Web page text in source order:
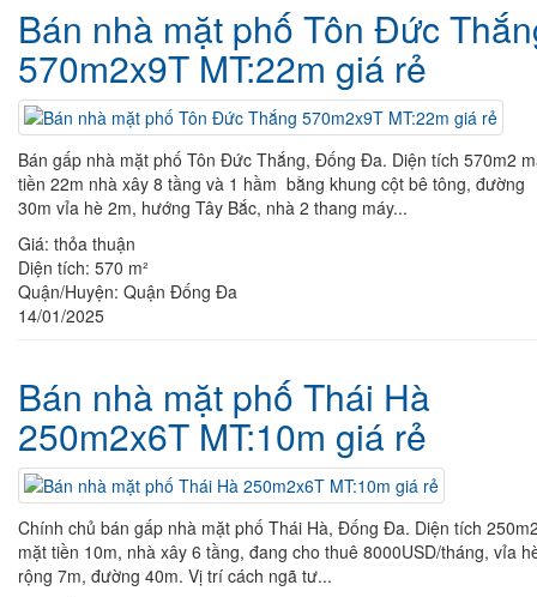
Bán nhà mặt phố Tôn Đức
570m2x9T MT:22m giá rẻ
Bán gấp nhà mặt phố Tôn Đức Thắng, Đống Đa. Diện tích 570m2
tiền 22m nhà xây 8 tầng và 1 hầm bằng khung cột bê tông, đường
30m vỉa hè 2m, hướng Tây Bắc, nhà 2 thang máy...
Giá: thỏa thuận
Diện tích: 570 m²
Quận/Huyện: Quận Đống Đa
14/01/2025
Bán nhà mặt phố Thái Hà
250m2x6T MT:10m giá rẻ
Chính chủ bán gấp nhà mặt phố Thái Hà, Đống Đa. Diện tích
mặt tiền 10m, nhà xây 6 tầng, đang cho thuê 8000USD/tháng, vỉa
rộng 7m, đường 40m. Vị trí cách ngã tư...